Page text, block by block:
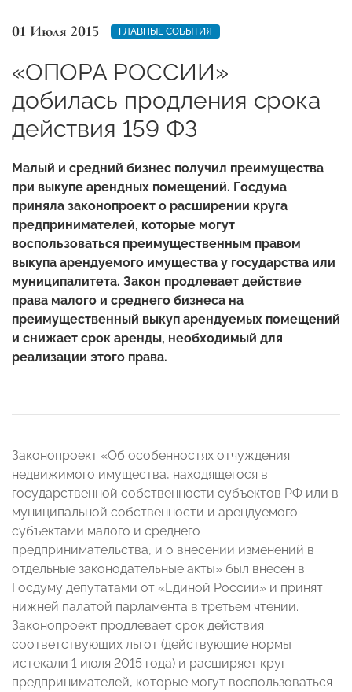
01 Июля 2015 ГЛАВНЫЕ СОБЫТИЯ
«ОПОРА РОССИИ»
добилась продления срока
действия 159 ФЗ
Малый и средний бизнес получил преимущества
при выкупе арендных помещений. Госдума
приняла законопроект о расширении круга
предпринимателей, которые могут
воспользоваться преимущественным правом
выкупа арендуемого имущества у государства или
муниципалитета. Закон продлевает действие
права малого и среднего бизнеса на
преимущественный выкуп арендуемых помещений
и снижает срок аренды, необходимый для
реализации этого права.
Законопроект «Об особенностях отчуждения
недвижимого имущества, находящегося в
государственной собственности субъектов РФ или в
муниципальной собственности и арендуемого
субъектами малого и среднего
предпринимательства, и о внесении изменений в
отдельные законодательные акты» был внесен в
Госдуму депутатами от «Единой России» и принят
нижней палатой парламента в третьем чтении.
Законопроект продлевает срок действия
соответствующих льгот (действующие нормы
истекали 1 июля 2015 года) и расширяет круг
предпринимателей, которые могут воспользоваться